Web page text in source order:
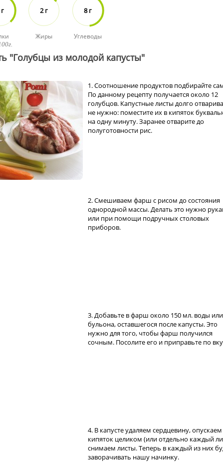
2 г
Жиры
8 г
Углеводы
"Голубцы из молодой капусты"
1. Соотношение продуктов подбирайте
По данному рецепту получается около 12
голубцов. Капустные листы долго
не нужно: поместите их в кипяток
на одну минуту. Заранее отварите до
полуготовности рис.
2. Смешиваем фарш с рисом до состояния
однородной массы. Делать это нужно
или при помощи подручных столовых
приборов.
3. Добавьте в фарш около 150 мл. воды или
бульона, оставшегося после капусты. Это
нужно для того, чтобы фарш получился
сочным. Посолите его и приправьте по
4. В капусте удаляем сердцевину, опускаем
кипяток целиком (или отдельно каждый
снимаем листы. Теперь в каждый из них
заворачивать нашу начинку.